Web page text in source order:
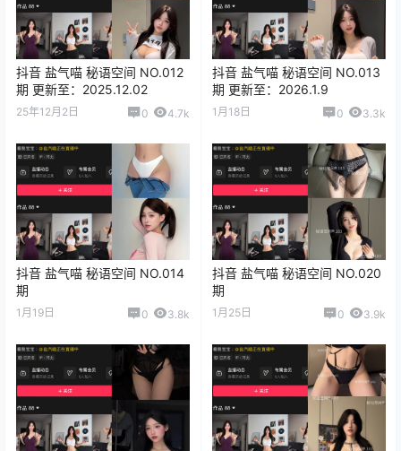
抖音 盐气喵 秘语空间 NO.012
期 更新至：2025.12.02
25年12月2日 0 4.7k
抖音 盐气喵 秘语空间 NO.013
期 更新至：2026.1.9
1月18日 0 3.3k
抖音 盐气喵 秘语空间 NO.014
期
1月19日 0 3.8k
抖音 盐气喵 秘语空间 NO.020
期
1月25日 0 3.9k